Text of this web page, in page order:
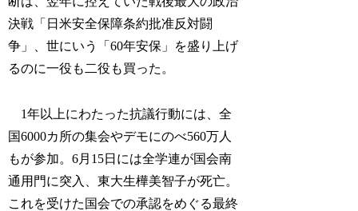
決戦「日米安全保障条約批准反対闘
争」、世にいう「60年安保」を盛り上げ
るのに一役も二役も買った。
1年以上にわたった抗議行動には、全
国6000カ所の集会やデモにのべ560万人
もが参加。6月15日には全学連が国会南
通用門に突入、東大生樺美智子が死亡。
これを受けた国会での承認をめぐる最終